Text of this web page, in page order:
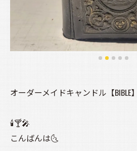
オーダーメイドキャンドル【BIBLE】
🕯️🍸️🎤
こんばんは🌜️